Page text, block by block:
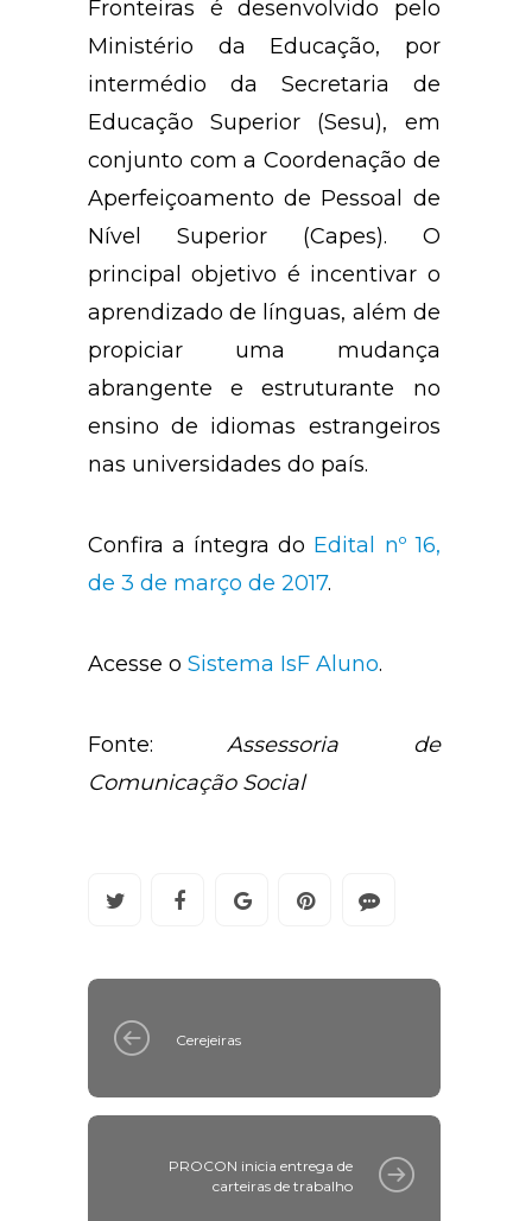
Fronteiras é desenvolvido pelo
Ministério da Educação, por
intermédio da Secretaria de
Educação Superior (Sesu), em
conjunto com a Coordenação de
Aperfeiçoamento de Pessoal de
Nível Superior (Capes). O
principal objetivo é incentivar o
aprendizado de línguas, além de
propiciar uma mudança
abrangente e estruturante no
ensino de idiomas estrangeiros
nas universidades do país.
Confira a íntegra do Edital nº 16,
de 3 de março de 2017.
Acesse o Sistema IsF Aluno.
Fonte: Assessoria de
Comunicação Social
Cerejeiras
PROCON inicia entrega de
carteiras de trabalho